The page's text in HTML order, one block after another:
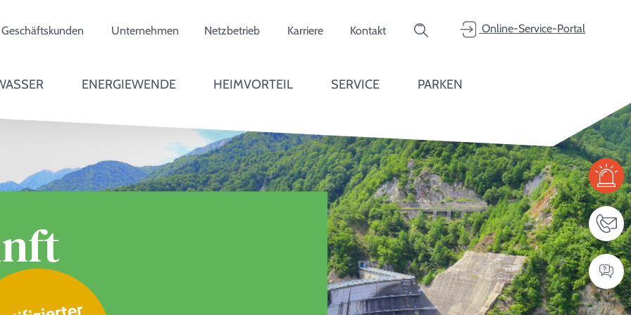
Geschäftskunden Unternehmen Netzbetrieb Karriere
Kontakt
Online-Service-Portal
ENERGIEWENDE HEIMVORTEIL SERVICE PARKEN